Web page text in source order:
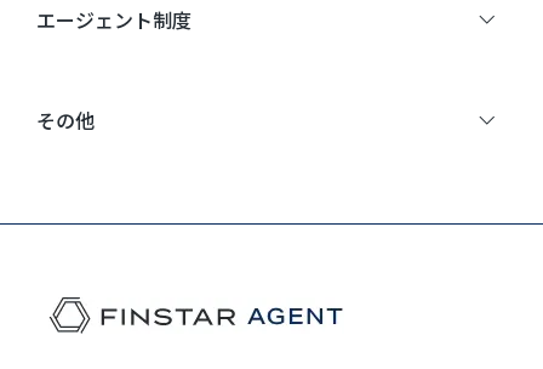
エージェント制度
その他